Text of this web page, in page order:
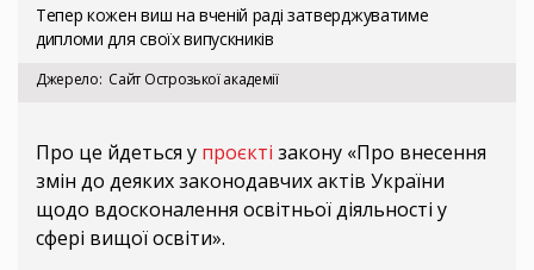
Тепер кожен виш на вченій раді затверджуватиме
дипломи для своїх випускників
Джерело Cайт Острозької академії
Про це йдеться у проєкті закону «Про внесення
змін до деяких законодавчих актів України
щодо вдосконалення освітньої діяльності у
сфері вищої освіти».